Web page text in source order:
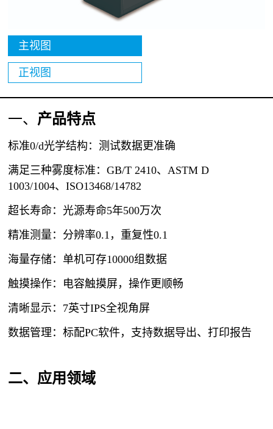
主视图
正视图
一、 产品特点
标准0/d光学结构：测试数据更准确
满足三种雾度标准：GB/T 2410、ASTM D
1003/1004、ISO13468/14782
超长寿命：光源寿命5年500万次
精准测量：分辨率0.1，重复性0.1
海量存储：单机可存10000组数据
触摸操作：电容触摸屏，操作更顺畅
清晰显示： 7英寸IPS全视角屏
数据管理：标配PC软件，支持数据导出、打印报告
二、应用领域